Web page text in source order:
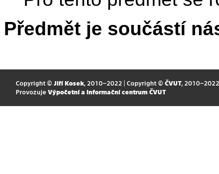
Předmět je součástí
Copyright © Jiří Kosek, 2010–2022 | Copyright © ČVUT, 2010–2022
Provozuje Výpočetní a informační centrum ČVUT